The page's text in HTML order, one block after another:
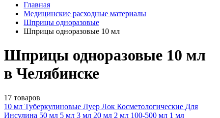
Главная
Медицинские расходные материалы
Шприцы одноразовые
Шприцы одноразовые 10 мл
Шприцы одноразовые 10 мл
в Челябинске
17 товаров
10 мл Туберкулиновые Луер Лок Косметологические Для
Инсулина 50 мл 5 мл 3 мл 20 мл 2 мл 100-500 мл 1 мл